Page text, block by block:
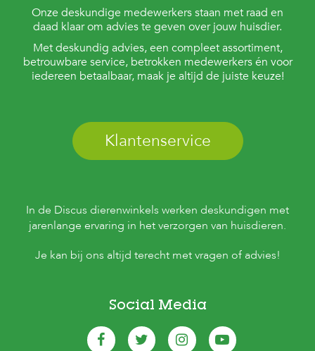
Onze deskundige medewerkers staan met raad en
daad klaar om advies te geven over jouw huisdier.
Met deskundig advies, een compleet assortiment,
betrouwbare service, betrokken medewerkers én voor
iedereen betaalbaar, maak je altijd de juiste keuze!
Klantenservice
In de Discus dierenwinkels werken deskundigen met
jarenlange ervaring in het verzorgen van huisdieren.
Je kan bij ons altijd terecht met vragen of advies!
Social Media